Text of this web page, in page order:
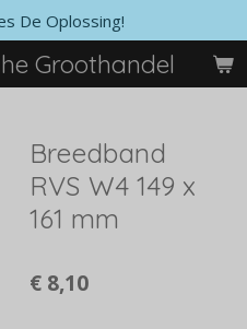
Groothandel
De Oplossing!
Breedband
RVS W4 149 x
161 mm
€ 8,10